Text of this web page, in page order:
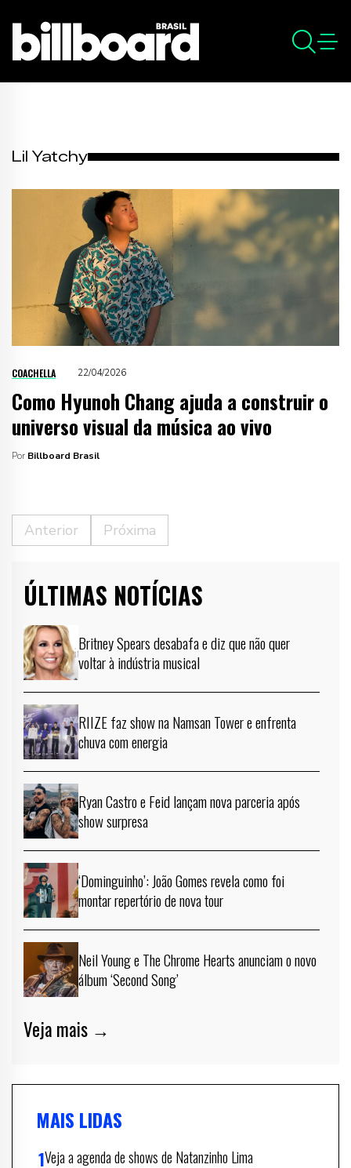
Lil Yatchy
COACHELLA 22/04/2026
Como Hyunoh Chang ajuda a construir o
universo visual da música ao vivo
Por Billboard Brasil
Anterior Próxima
ÚLTIMAS NOTÍCIAS
Britney Spears desabafa e diz que não quer
voltar à indústria musical
RIIZE faz show na Namsan Tower e enfrenta
chuva com energia
Ryan Castro e Feid lançam nova parceria após
show surpresa
‘Dominguinho’: João Gomes revela como foi
montar repertório de nova tour
Neil Young e The Chrome Hearts anunciam o novo
álbum ‘Second Song’
Veja mais →
MAIS LIDAS
Veja a agenda de shows de Natanzinho Lima